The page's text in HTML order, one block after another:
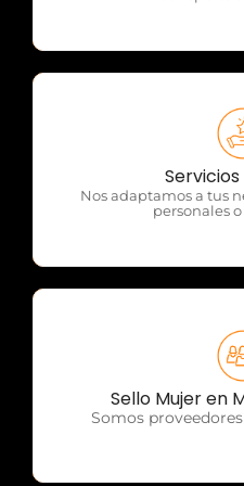
Nos adaptamos a tus
personales
OTP
Sello Mujer en
Somos
OTP